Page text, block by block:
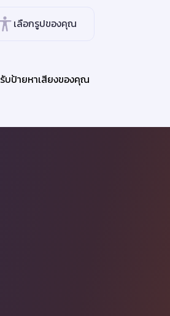
เลือกรูปของคุณ
รับป้ายหาเสียงของคุณ